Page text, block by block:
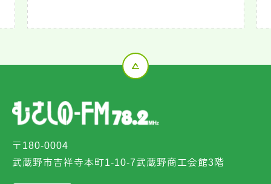
〒180-0004
武蔵野市吉祥寺本町1-10-7武蔵野商工会館3階